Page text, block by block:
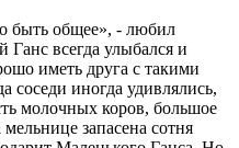
быть общее», - любил
всегда улыбался и
иметь друга с такими
иногда удивлялись,
молочных коров, большое
запасена сотня